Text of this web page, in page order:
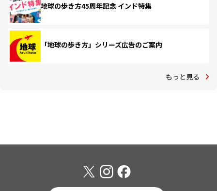
地球の歩き方45周年記念 インド特集
「地球の歩き方」シリーズ広告のご案内
もっと見る